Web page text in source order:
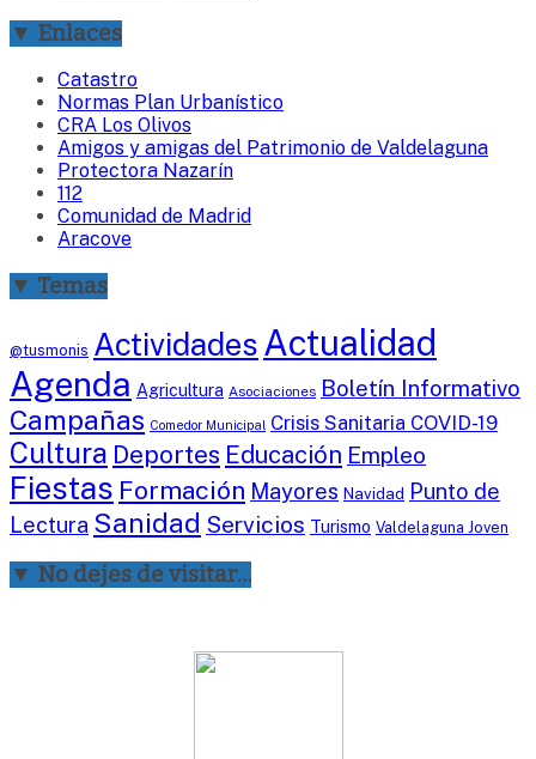
▼ Enlaces
Catastro
Normas Plan Urbanístico
CRA Los Olivos
Amigos y amigas del Patrimonio de Valdelaguna
Protectora Nazarín
112
Comunidad de Madrid
Aracove
▼ Temas
@tusmonis ActividadesActualidad
Agenda Agricultura Asociaciones Boletín Informativo
Campañas Comedor Municipal Crisis Sanitaria COVID-19
Cultura Deportes Educación Empleo
Fiestas Formación Mayores Navidad Punto de
Lectura Sanidad Servicios Turismo Valdelaguna Joven
▼ No dejes de visitar…